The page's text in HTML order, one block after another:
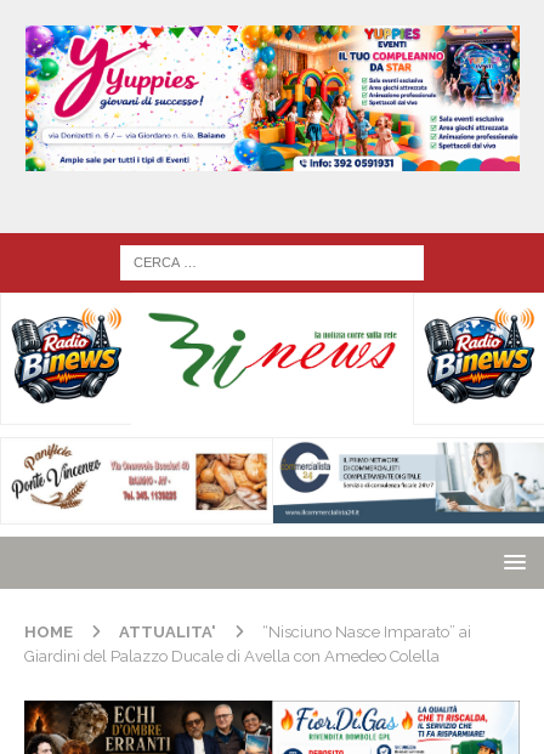
HOME ATTUALITA'
“Nisciuno Nasce Imparato” ai
Giardini del Palazzo Ducale di Avella con Amedeo Colella